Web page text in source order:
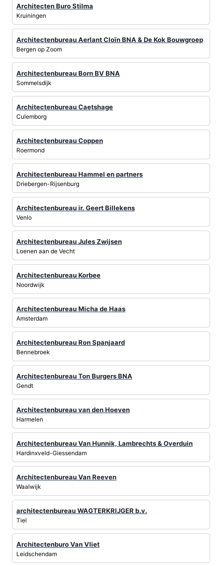
Architecten Buro Stilma
Kruiningen
Architectenbureau Aerlant Cloïn BNA & De Kok Bouwgroep
Bergen op Zoom
Architectenbureau Born BV BNA
Sommelsdijk
Architectenbureau Caetshage
Culemborg
Architectenbureau Coppen
Roermond
Architectenbureau Hammel en partners
Driebergen-Rijsenburg
Architectenbureau ir. Geert Billekens
Venlo
Architectenbureau Jules Zwijsen
Loenen aan de Vecht
Architectenbureau Korbee
Noordwijk
Architectenbureau Micha de Haas
Amsterdam
Architectenbureau Ron Spanjaard
Bennebroek
Architectenbureau Ton Burgers BNA
Gendt
Architectenbureau van den Hoeven
Harmelen
Architectenbureau Van Hunnik, Lambrechts & Overduin
Hardinxveld-Giessendam
Architectenbureau Van Reeven
Waalwijk
architectenbureau WAGTERKRIJGER b.v.
Tiel
Architectenburo Van Vliet
Leidschendam